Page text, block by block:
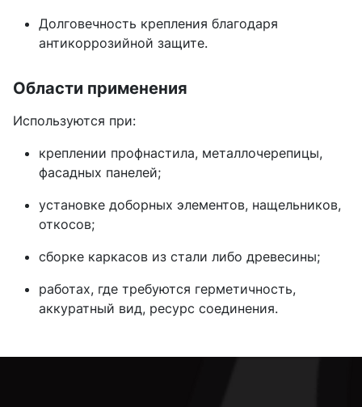
Долговечность крепления благодаря
антикоррозийной защите.
Области применения
Используются при:
креплении профнастила, металлочерепицы,
фасадных панелей;
установке доборных элементов, нащельников,
откосов;
сборке каркасов из стали либо древесины;
работах, где требуются герметичность,
аккуратный вид, ресурс соединения.